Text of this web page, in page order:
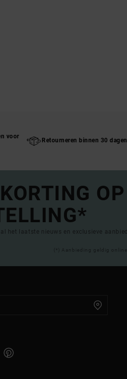
voor
Retourneren binnen 30 dagen
het laatste nieuws en exclusieve
(*) Aanbieding geldig